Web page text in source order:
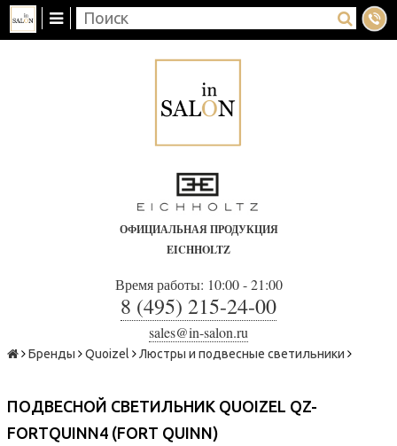
ОФИЦИАЛЬНАЯ ПРОДУКЦИЯ
EICHHOLTZ
Время работы: 10:00 - 21:00
8 (495) 215-24-00
sales@in-salon.ru
Бренды Quoizel Люстры и подвесные светильники
ПОДВЕСНОЙ СВЕТИЛЬНИК QUOIZEL QZ-
FORTQUINN4 (FORT QUINN)